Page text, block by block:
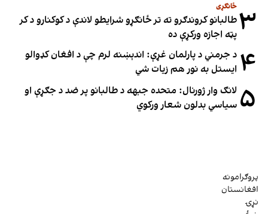
۳ ځانګړی
طالبانو کروندګرو ته تر ځانګړو شرایطو لاندې د کوکنارو د کر
پټه اجازه ورکړې ده
۴ د جرمني د پارلمان غړې: اندېښنه لرم چې د افغان کډوالو
ایستل به نور هم زیات شي
۵ لانګ وار ژورنال: متحده جبهه د طالبانو پر ضد د جګړې او
سیاسي بدلون شعار ورکوي
پروګرامونه
افغانستان
نړۍ